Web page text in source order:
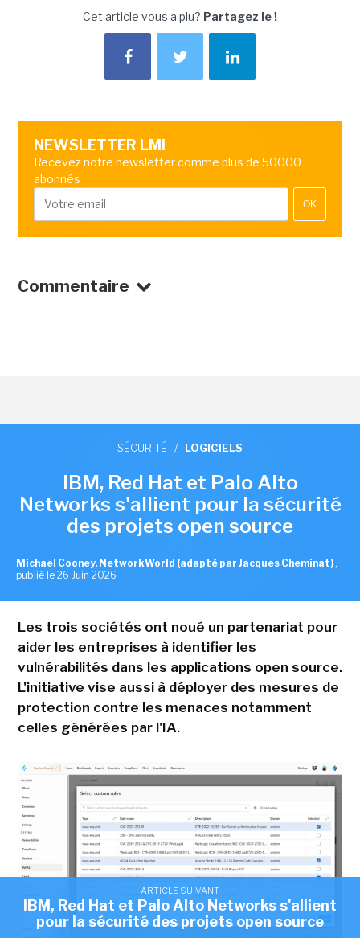
Cet article vous a plu? Partagez le !
NEWSLETTER LMI
Recevez notre newsletter comme plus de 50000
abonnés
OK
Commentaire
ARTICLE SUIVANT
IBM, Red Hat et Palo Alto Networks s'allient
pour la sécurité des projets open source
SÉCURITÉ / LOGICIELS
IBM, Red Hat et Palo Alto
Networks s'allient pour la sécurité
des projets open source
Michael Cooney, NetworkWorld (adapté par Jacques Cheminat) ,
publié le 26 Juin 2026
Les trois sociétés ont noué un partenariat pour
aider les entreprises à identifier les
vulnérabilités dans les applications open source.
L'initiative vise aussi à déployer des mesures de
protection contre les menaces notamment
celles générées par l'IA.